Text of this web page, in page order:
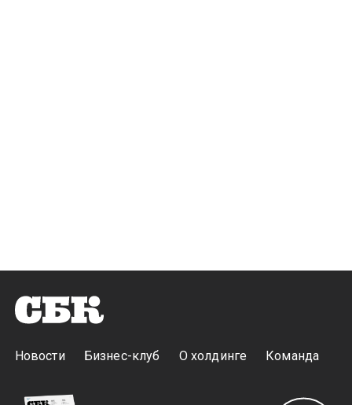
Новости Бизнес-клуб О холдинге Команда